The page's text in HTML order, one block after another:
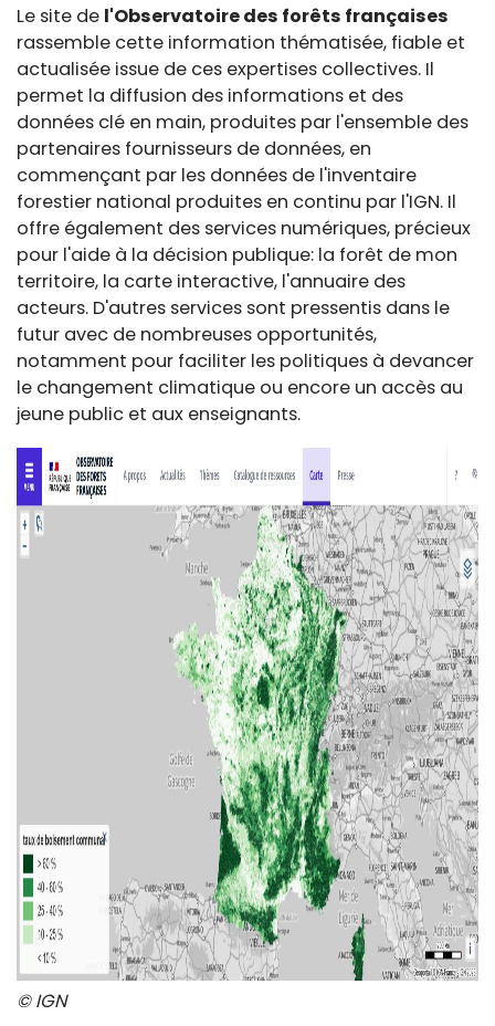
Le site de l'Observatoire des forêts françaises
rassemble cette information thématisée, fiable et
actualisée issue de ces expertises collectives. Il
permet la diffusion des informations et des
données clé en main, produites par l'ensemble des
partenaires fournisseurs de données, en
commençant par les données de l'inventaire
forestier national produites en continu par l'IGN. Il
offre également des services numériques, précieux
pour l'aide à la décision publique: la forêt de mon
territoire, la carte interactive, l'annuaire des
acteurs. D'autres services sont pressentis dans le
futur avec de nombreuses opportunités,
notamment pour faciliter les politiques à devancer
le changement climatique ou encore un accès au
jeune public et aux enseignants.
© IGN